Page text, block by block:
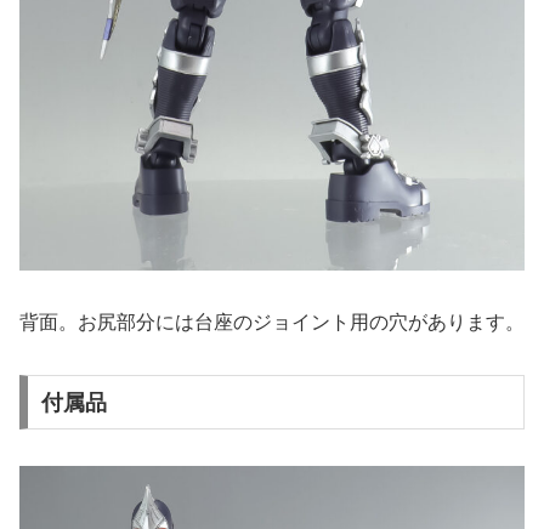
背面。お尻部分には台座のジョイント用の穴があります。
付属品